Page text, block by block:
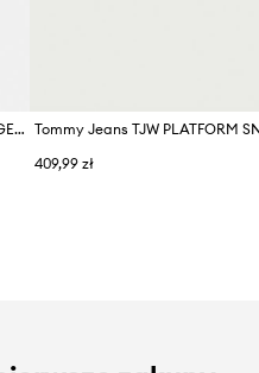
Tommy Jeans THE GREENWICH EDGE MAX SUEDE sneakersy damskie zamszowe
409,99 zł